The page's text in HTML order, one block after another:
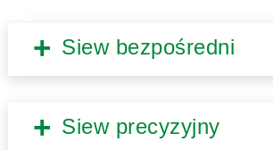
Siew bezpośredni
Siew precyzyjny